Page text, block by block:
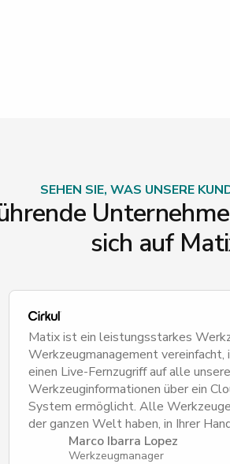
SEHEN SIE, WAS UNSERE
sich auf
Matix ist ein leistungsstarkes
Werkzeugmanagement vereinfacht,
einen Live-Fernzugriff auf alle unsere
Werkzeuginformationen über ein
System ermöglicht. Alle
der ganzen Welt haben, in Ihrer
Marco Ibarra Lopez
Werkzeugmanager